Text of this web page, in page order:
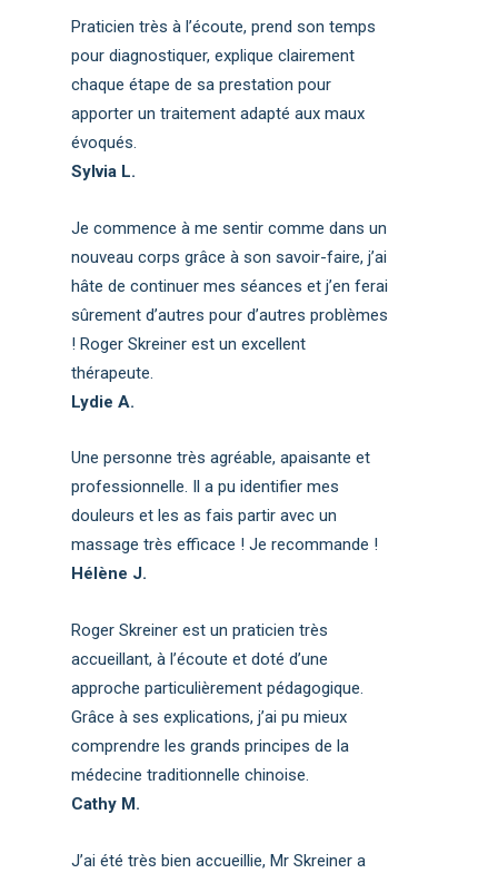
Praticien très à l’écoute, prend son temps
pour diagnostiquer, explique clairement
chaque étape de sa prestation pour
apporter un traitement adapté aux maux
évoqués.
Sylvia L.
Je commence à me sentir comme dans un
nouveau corps grâce à son savoir-faire, j’ai
hâte de continuer mes séances et j’en ferai
sûrement d’autres pour d’autres problèmes
! Roger Skreiner est un excellent
thérapeute.
Lydie A.
Une personne très agréable, apaisante et
professionnelle. Il a pu identifier mes
douleurs et les as fais partir avec un
massage très efficace ! Je recommande !
Hélène J.
Roger Skreiner est un praticien très
accueillant, à l’écoute et doté d’une
approche particulièrement pédagogique.
Grâce à ses explications, j’ai pu mieux
comprendre les grands principes de la
médecine traditionnelle chinoise.
Cathy M.
J’ai été très bien accueillie, Mr Skreiner a